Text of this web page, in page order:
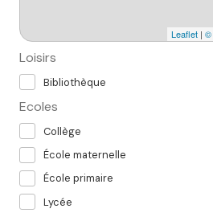
Leaflet | ©
Loisirs
Bibliothèque
Ecoles
Collège
École maternelle
École primaire
Lycée